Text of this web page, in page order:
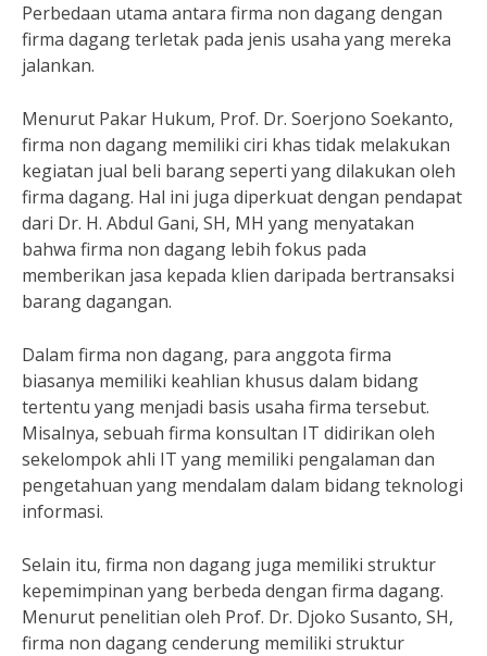
Perbedaan utama antara firma non dagang dengan
firma dagang terletak pada jenis usaha yang mereka
jalankan.
Menurut Pakar Hukum, Prof. Dr. Soerjono Soekanto,
firma non dagang memiliki ciri khas tidak melakukan
kegiatan jual beli barang seperti yang dilakukan oleh
firma dagang. Hal ini juga diperkuat dengan pendapat
dari Dr. H. Abdul Gani, SH, MH yang menyatakan
bahwa firma non dagang lebih fokus pada
memberikan jasa kepada klien daripada bertransaksi
barang dagangan.
Dalam firma non dagang, para anggota firma
biasanya memiliki keahlian khusus dalam bidang
tertentu yang menjadi basis usaha firma tersebut.
Misalnya, sebuah firma konsultan IT didirikan oleh
sekelompok ahli IT yang memiliki pengalaman dan
pengetahuan yang mendalam dalam bidang teknologi
informasi.
Selain itu, firma non dagang juga memiliki struktur
kepemimpinan yang berbeda dengan firma dagang.
Menurut penelitian oleh Prof. Dr. Djoko Susanto, SH,
firma non dagang cenderung memiliki struktur